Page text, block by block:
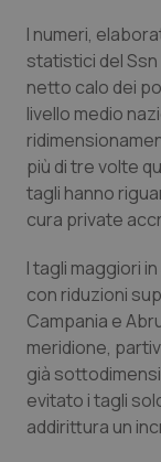
Lazio
Liguria
Lombardia
Marche
Piemonte
Provincia
Provincia
Diabete &
Disturbi
Dolore
Donna &
HIV
Infezioni
I numeri,
statistici del
netto calo dei
livello medio
più di tre volte
tagli hanno
cura private
I tagli maggiori
con riduzioni
Campania e
meridione,
già
evitato i tagli
addirittura un